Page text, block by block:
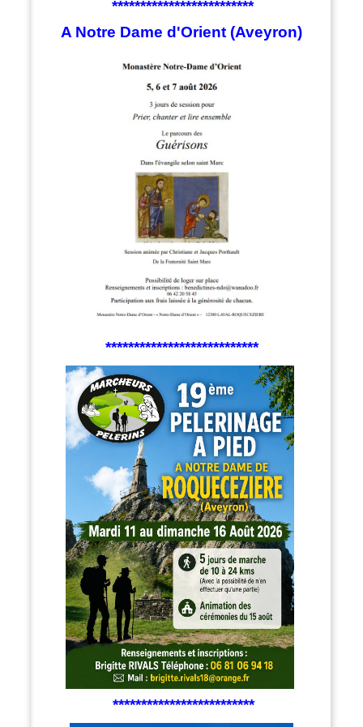
*************************
A Notre Dame d'Orient (Aveyron)
***************************
*************************